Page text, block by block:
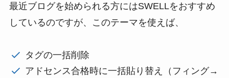
最近ブログを始められる方にはSWELLをおすすめ
しているのですが、このテーマを使えば、
タグの一括削除
アドセンス合格時に一括貼り替え（フィング→